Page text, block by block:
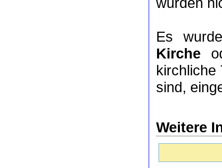
Es
Kirche
kirchliche
sind,
Weitere